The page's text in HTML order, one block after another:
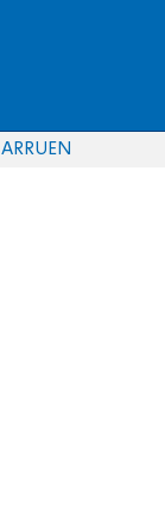
EN
RU
AR